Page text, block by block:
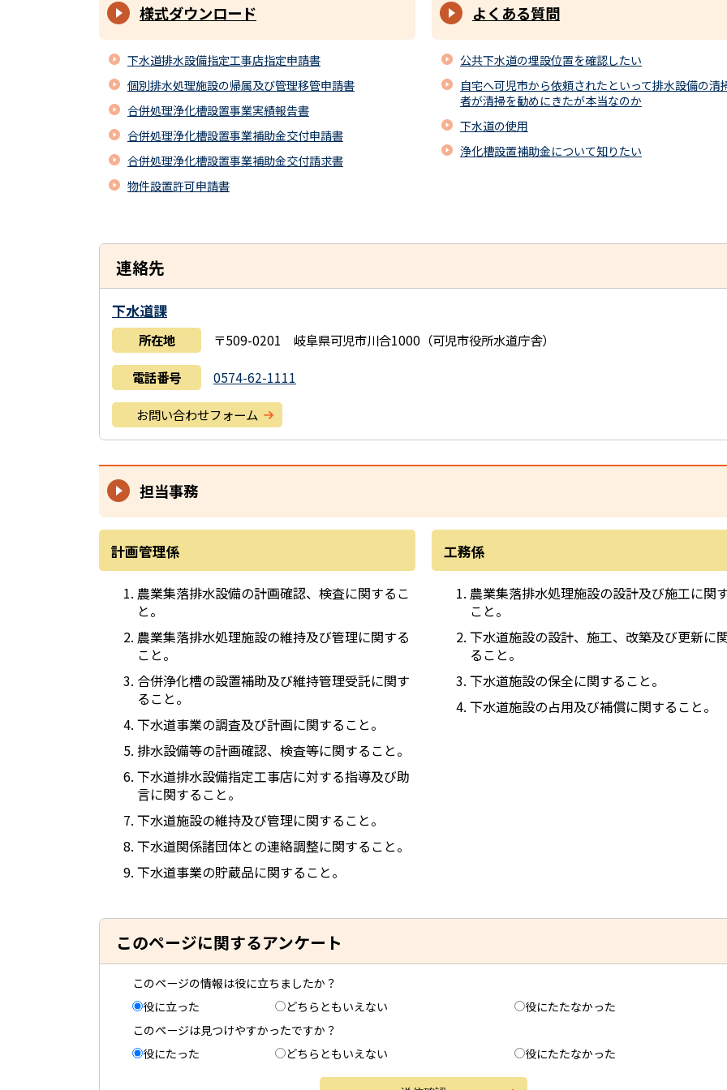
様式ダウンロード
下水道排水設備指定工事店指定申請書
個別排水処理施設の帰属及び管理移管申請書
合併処理浄化槽設置事業実績報告書
合併処理浄化槽設置事業補助金交付申請書
合併処理浄化槽設置事業補助金交付請求書
物件設置許可申請書
よくある質問
公共下水道の埋設位置を確認したい
自宅へ可児市から依頼されたといって排水設備の清
者が清掃を勧めにきたが本当なのか
下水道の使用
浄化槽設置補助金について知りたい
連絡先
下水道課
所在地 〒509-0201 岐阜県可児市川合1000（可児市役所水道庁舎）
電話番号 0574-62-1111
お問い合わせフォーム
担当事務
計画管理係
農業集落排水設備の計画確認、検査に関するこ
と。
農業集落排水処理施設の維持及び管理に関する
こと。
合併浄化槽の設置補助及び維持管理受託に関す
ること。
下水道事業の調査及び計画に関すること。
排水設備等の計画確認、検査等に関すること。
下水道排水設備指定工事店に対する指導及び助
言に関すること。
下水道施設の維持及び管理に関すること。
下水道関係諸団体との連絡調整に関すること。
下水道事業の貯蔵品に関すること。
工務係
農業集落排水処理施設の設計及び施工に関
こと。
下水道施設の設計、施工、改築及び更新に
ること。
下水道施設の保全に関すること。
下水道施設の占用及び補償に関すること。
このページに関するアンケート
このページの情報は役に立ちましたか？
役に立った
どちらともいえない
役にたたなかった
このページは見つけやすかったですか？
役にたった
どちらともいえない 役にたたなかった